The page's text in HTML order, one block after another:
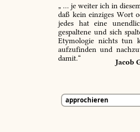
„ … je weiter ich in
daß kein einziges Wort
jedes hat eine
gespaltene und sich
Etymologie nichts tun
aufzufinden und
damit.“
Jacob